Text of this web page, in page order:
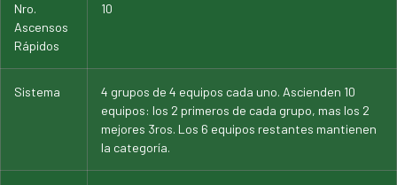
Nro.
Ascensos
Rápidos
10
Sistema
4 grupos de 4 equipos cada uno. Ascienden 10
equipos: los 2 primeros de cada grupo, mas los 2
mejores 3ros. Los 6 equipos restantes mantienen
la categoría.